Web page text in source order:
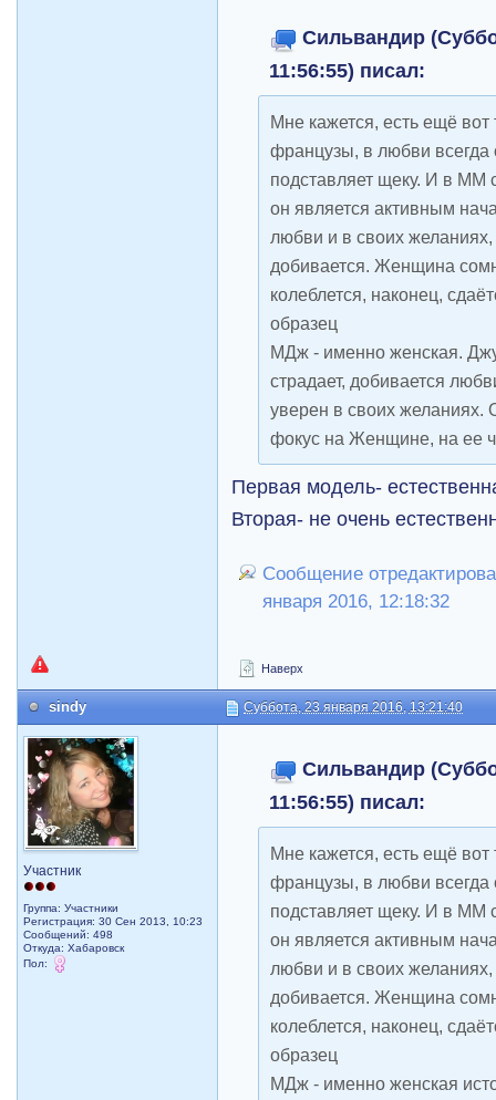
Сильвандир
11:56:55) писал:
Мне кажется, есть ещё вот
французы, в любви всегда
подставляет щеку. И в ММ
он является активным
любви и в своих желаниях,
добивается. Женщина
колеблется, наконец,
образец
МДж - именно женская.
страдает, добивается
уверен в своих желаниях.
фокус на Женщине, на ее
Первая модель-
Вторая- не очень
Сообщение
января 2016, 12:18:32
Наверх
sindy Суббота, 23 января 2016, 13:21:40
Участник
Группа: Участники
Регистрация: 30 Сен 2013, 10:23
Сообщений: 498
Откуда: Хабаровск
Пол:
Сильвандир
11:56:55) писал:
Мне кажется, есть ещё вот
французы, в любви всегда
подставляет щеку. И в ММ
он является активным
любви и в своих желаниях,
добивается. Женщина
колеблется, наконец,
образец
МДж - именно женская